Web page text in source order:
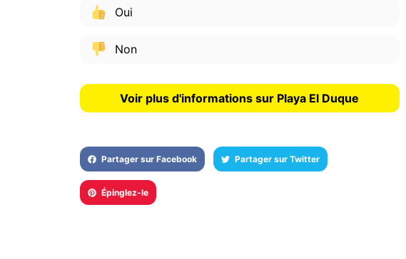
Oui
Non
Voir plus d'informations sur Playa El Duque
Partager sur Facebook Partager sur Twitter
Épinglez-le